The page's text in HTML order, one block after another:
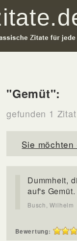
"Gemüt":
gefunden 1
Sie
Dummheit,
auf's Gemüt.
Busch, Wilhelm
Bewertung: